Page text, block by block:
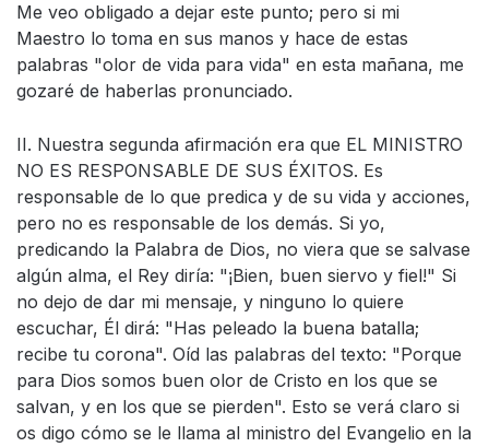
Me veo obligado a dejar este punto; pero si mi
Maestro lo toma en sus manos y hace de estas
palabras "olor de vida para vida" en esta mañana, me
gozaré de haberlas pronunciado.
II. Nuestra segunda afirmación era que EL MINISTRO
NO ES RESPONSABLE DE SUS ÉXITOS. Es
responsable de lo que predica y de su vida y acciones,
pero no es responsable de los demás. Si yo,
predicando la Palabra de Dios, no viera que se salvase
algún alma, el Rey diría: "¡Bien, buen siervo y fiel!" Si
no dejo de dar mi mensaje, y ninguno lo quiere
escuchar, Él dirá: "Has peleado la buena batalla;
recibe tu corona". Oíd las palabras del texto: "Porque
para Dios somos buen olor de Cristo en los que se
salvan, y en los que se pierden". Esto se verá claro si
os digo cómo se le llama al ministro del Evangelio en la